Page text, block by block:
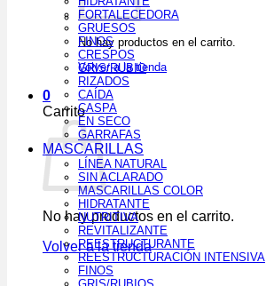
No hay productos en el carrito.
Volver a la tienda
0
Carrito
No hay productos en el carrito.
Volver a la tienda
FORTALECEDORA
GRUESOS
FINOS
CRESPOS
GRIS/RUBIO
RIZADOS
CAÍDA
CASPA
EN SECO
GARRAFAS
MASCARILLAS
LÍNEA NATURAL
SIN ACLARADO
MASCARILLAS COLOR
HIDRATANTE
NUTRITIVA
REVITALIZANTE
REESTRUCTURANTE
REESTRUCTURACIÓN INTENSIVA
FINOS